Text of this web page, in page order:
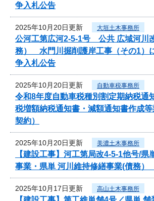
争入札公告
2025年10月20日更新 大垣土木事務所
公河工第広河2-5-1号 公共 広域河川
務） 水門川掘削護岸工事（その1）
争入札公告
2025年10月20日更新 自動車税事務所
令和8年度自動車税種別割定期納税通
税増額納税通知書・減額通知書作成
契約）
2025年10月20日更新 美濃土木事務所
【建設工事】河工第局改4-5-1他号/県
事業・県単 河川維持修繕事業(債務
2025年10月17日更新 高山土木事務所